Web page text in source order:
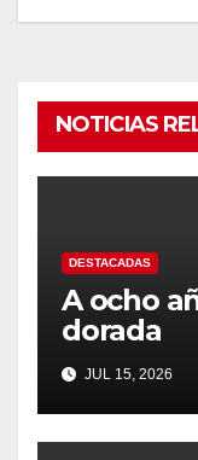
NOTICIAS
DESTACADAS
A ocho
dorada
JUL 15, 2026